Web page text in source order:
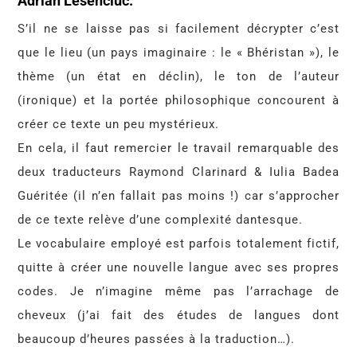
S’il ne se laisse pas si facilement décrypter c’est
que le lieu (un pays imaginaire : le « Bhéristan »), le
thème (un état en déclin), le ton de l’auteur
(ironique) et la portée philosophique concourent à
créer ce texte un peu mystérieux.
En cela, il faut remercier le travail remarquable des
deux traducteurs Raymond Clarinard & Iulia Badea
Guéritée (il n’en fallait pas moins !) car s’approcher
de ce texte relève d’une complexité dantesque.
Le vocabulaire employé est parfois totalement fictif,
quitte à créer une nouvelle langue avec ses propres
codes. Je n’imagine même pas l’arrachage de
cheveux (j’ai fait des études de langues dont
beaucoup d’heures passées à la traduction…).